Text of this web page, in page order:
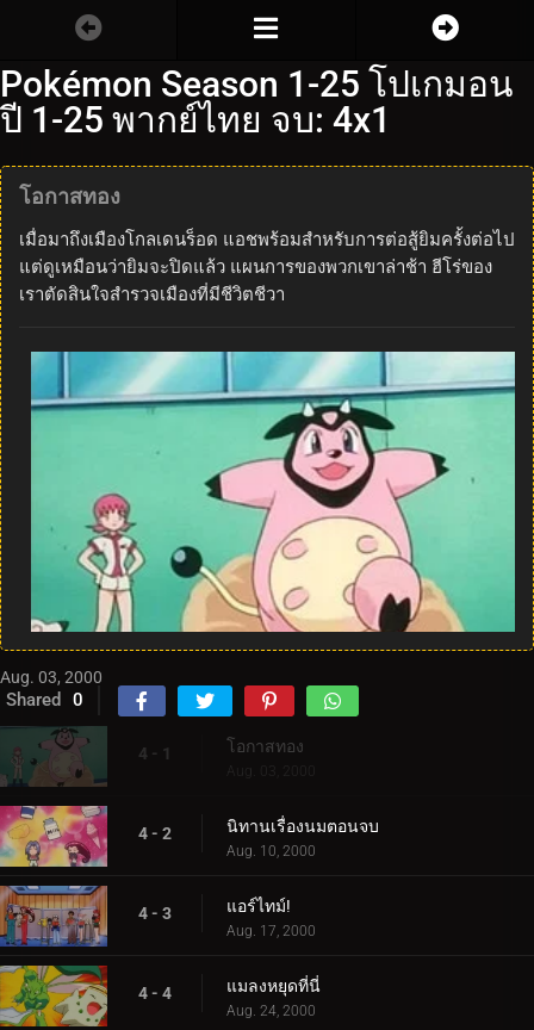
Pokémon Season 1-25 โปเกมอน
ปี 1-25 พากย์ไทย จบ: 4x1
โอกาสทอง
เมื่อมาถึงเมืองโกลเดนร็อด แอชพร้อมสำหรับการต่อสู้ยิมครั้งต่อไป
แต่ดูเหมือนว่ายิมจะปิดแล้ว แผนการของพวกเขาล่าช้า ฮีโร่ของ
เราตัดสินใจสำรวจเมืองที่มีชีวิตชีวา
Aug. 03, 2000
Shared 0
4 - 1 โอกาสทอง
Aug. 03, 2000
4 - 2 นิทานเรื่องนมตอนจบ
Aug. 10, 2000
4 - 3 แอร์ไทม์!
Aug. 17, 2000
4 - 4 แมลงหยุดที่นี่
Aug. 24, 2000